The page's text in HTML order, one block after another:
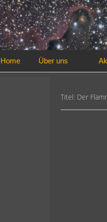
Home Über uns
Titel: Der